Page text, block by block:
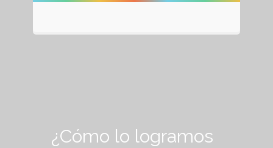
¿Cómo lo logramos